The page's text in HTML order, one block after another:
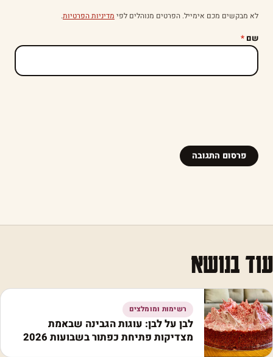
לא מבקשים מכם אימייל. הפרטים מנוהלים לפי מדיניות הפרטיות.
שם *
עוד בנושא
רשימות ומומלצים
לבן על לבן: עוגות הגבינה שבאמת
מצדיקות פתיחת כפתור בשבועות 2026